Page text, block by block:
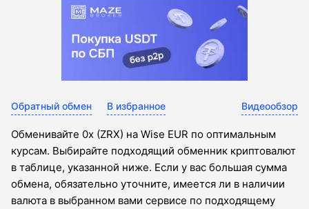
Обратный обмен В избранное Видеообзор
Обменивайте 0x (ZRX) на Wise EUR по оптимальным
курсам. Выбирайте подходящий обменник криптовалют
в таблице, указанной ниже. Если у вас большая сумма
обмена, обязательно уточните, имеется ли в наличии
валюта в выбранном вами сервисе по подходящему